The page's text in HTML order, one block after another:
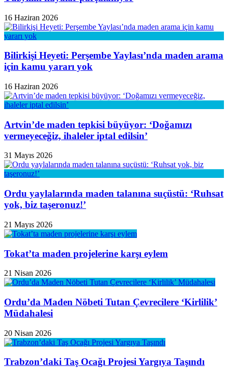
16 Haziran 2026
Bilirkişi Heyeti: Perşembe Yaylası’nda maden arama
için kamu yararı yok
16 Haziran 2026
Artvin’de maden tepkisi büyüyor: ‘Doğamızı
vermeyeceğiz, ihaleler iptal edilsin’
31 Mayıs 2026
Ordu yaylalarında maden talanına suçüstü: ‘Ruhsat
yok, biz taşeronuz!’
21 Mayıs 2026
Tokat’ta maden projelerine karşı eylem
21 Nisan 2026
Ordu’da Maden Nöbeti Tutan Çevrecilere ‘Kirlilik’
Müdahalesi
20 Nisan 2026
Trabzon’daki Taş Ocağı Projesi Yargıya Taşındı